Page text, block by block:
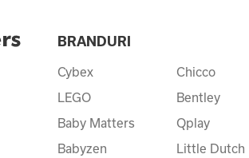
BRANDURI
Cybex
LEGO
Baby Matters
Babyzen
Chicco
Bentley
Qplay
Little Dutch